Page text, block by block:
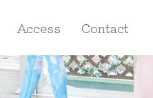
Access Contact